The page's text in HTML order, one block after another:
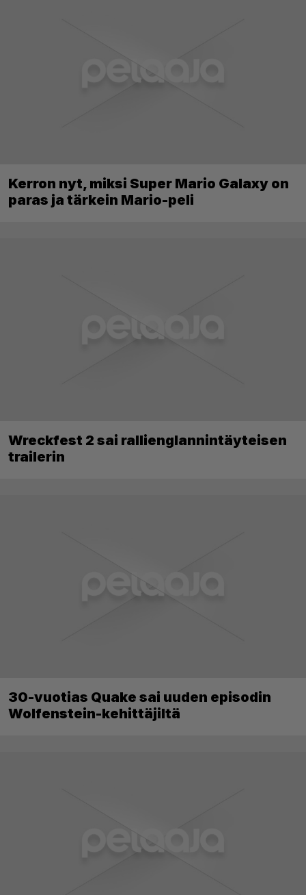
Kerron nyt, miksi Super Mario Galaxy on
paras ja tärkein Mario-peli
Wreckfest 2 sai rallienglannintäyteisen
trailerin
30-vuotias Quake sai uuden episodin
Wolfenstein-kehittäjiltä